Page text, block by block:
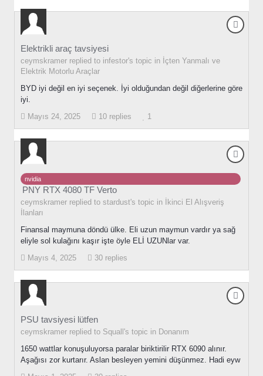
Elektrikli araç tavsiyesi
ceymskramer replied to infestor's topic in İçten Yanmalı ve
Elektrik Motorlu Araçlar
BYD iyi değil en iyi seçenek. İyi olduğundan değil diğerlerine göre
iyi.
Mayıs 24, 2025
10 replies 1
nvidia
PNY RTX 4080 TF Verto
ceymskramer replied to stardust's topic in İkinci El Alışveriş
İlanları
Finansal maymuna döndü ülke. Eli uzun maymun vardır ya sağ
eliyle sol kulağını kaşır işte öyle ELİ UZUNlar var.
Mayıs 4, 2025
30 replies
PSU tavsiyesi lütfen
ceymskramer replied to Squall's topic in Donanım
1650 wattlar konuşuluyorsa paralar biriktirilir RTX 6090 alınır.
Aşağısı zor kurtarır. Aslan besleyen yemini düşünmez. Hadi eyw